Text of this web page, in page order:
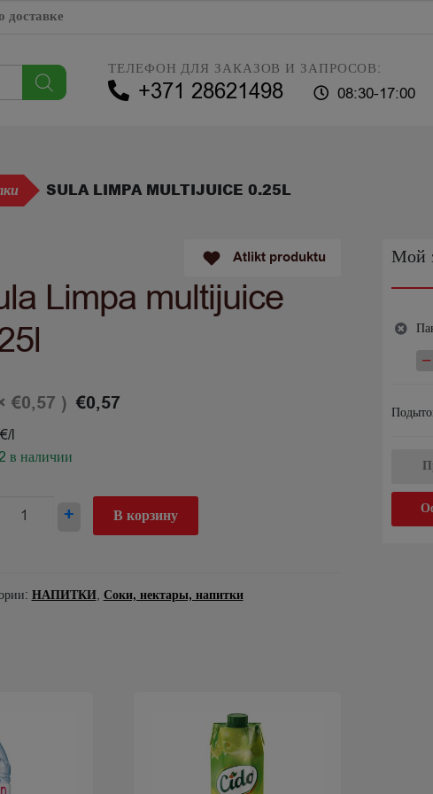
ТЕЛЕФОН ДЛЯ ЗАКАЗОВ И ЗАПРОСОВ:
+371 28621498 08:30-17:00
SULA LIMPA MULTIJUICE 0.25L
Atlikt produktu
Limpa multijuice
€0,57
€0,57 )
l
в наличии
Количество + В корзину
НАПИТКИ, Соки, нектары, напитки
Мой
−